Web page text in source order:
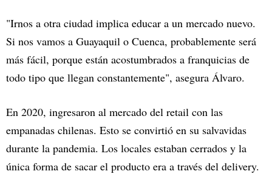
"Irnos a otra ciudad implica educar a un mercado nuevo.
Si nos vamos a Guayaquil o Cuenca, probablemente será
más fácil, porque están acostumbrados a franquicias de
todo tipo que llegan constantemente", asegura Álvaro.
En 2020, ingresaron al mercado del retail con las
empanadas chilenas. Esto se convirtió en su salvavidas
durante la pandemia. Los locales estaban cerrados y la
única forma de sacar el producto era a través del delivery.